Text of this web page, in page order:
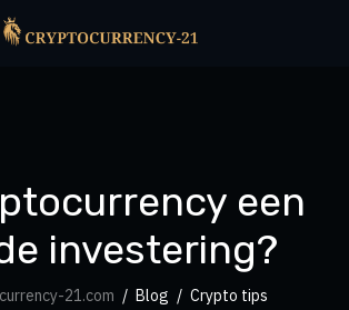
een
investering?
21.com Blog
Crypto tips